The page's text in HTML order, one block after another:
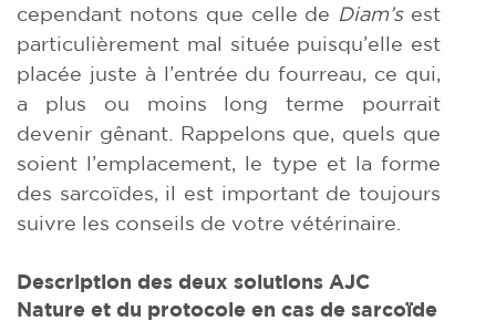
cependant notons que celle de Diam’sest
particulièrement mal située puisqu’elle est
placée juste à l’entrée du fourreau, ce qui,
a plus ou moins long terme pourrait
devenir gênant. Rappelons que, quels que
soient l’emplacement, le type et la forme
des sarcoïdes, il est important de toujours
suivre les conseils de votre vétérinaire.
Description des deux solutions AJC
Nature et du protocole en cas de sarcoïde